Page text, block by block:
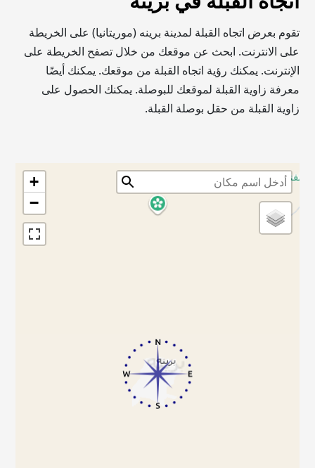
تقوم بعرض اتجاه القبلة لمدينة برينه (موريتانيا) على الخريطة
على الانترنت. ابحث عن موقعك من خلال تصفح الخريطة على
الإنترنت. يمكنك رؤية اتجاه القبلة من موقعك. يمكنك أيضًا
معرفة زاوية القبلة لموقعك للبوصلة. يمكنك الحصول على
زاوية القبلة من حقل بوصلة القبلة.
+
−